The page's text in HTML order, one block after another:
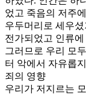
었고 죽음의 저주
우두머리로 세우
전가되었고 인류
그러므로 우리 모
터 악에서 자유롭
죄의 영향
우리가 저지르는